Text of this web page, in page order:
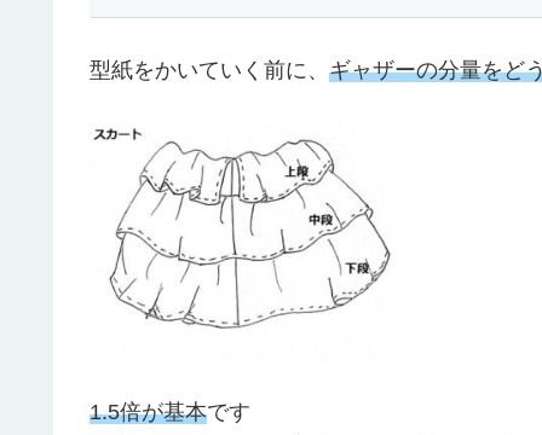
型紙をかいていく前に、 ギャザーの分量をど
1.5倍が基本です